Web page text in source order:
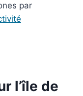
par
l’île de